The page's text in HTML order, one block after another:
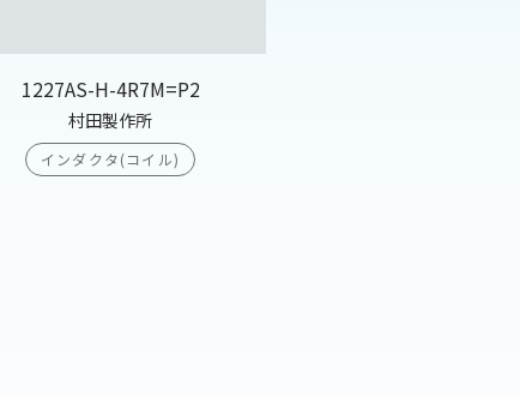
1227AS-H-4R7M=P2
村田製作所
インダクタ(コイル)